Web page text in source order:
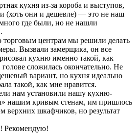
кухня из-за короба и выступов,
(хоть они и дешевле) — это не наш
где были, но не нашли
торговым центрам мы решили делать
Вызвали замерщика, он все
кухню именно такой, как
голове сложилась окончательно. Не
вариант, но кухня идеально
такой, как мне нравится.
нам установили нашу кухню-
нашим кривым стенам, им пришлось
верхних шкафчиков, но результат
Рекомендую!